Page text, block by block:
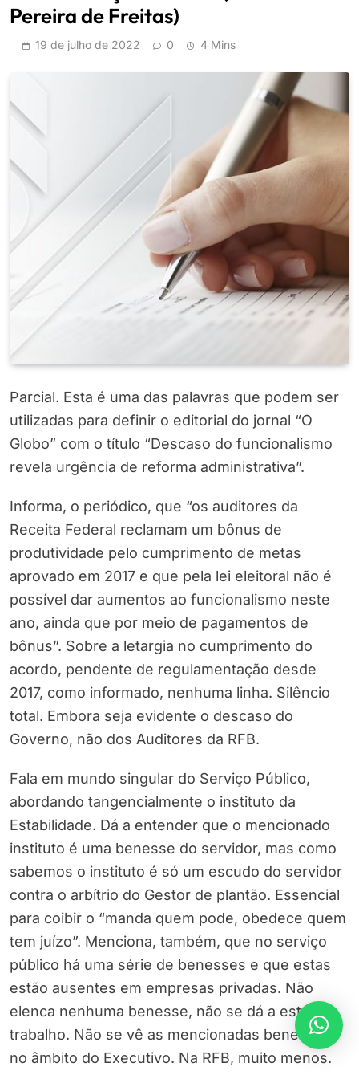
Pereira de Freitas)
19 de julho de 2022 0 4 Mins
Parcial. Esta é uma das palavras que podem ser
utilizadas para definir o editorial do jornal “O
Globo” com o título “Descaso do funcionalismo
revela urgência de reforma administrativa”.
Informa, o periódico, que “os auditores da
Receita Federal reclamam um bônus de
produtividade pelo cumprimento de metas
aprovado em 2017 e que pela lei eleitoral não é
possível dar aumentos ao funcionalismo neste
ano, ainda que por meio de pagamentos de
bônus”. Sobre a letargia no cumprimento do
acordo, pendente de regulamentação desde
2017, como informado, nenhuma linha. Silêncio
total. Embora seja evidente o descaso do
Governo, não dos Auditores da RFB.
Fala em mundo singular do Serviço Público,
abordando tangencialmente o instituto da
Estabilidade. Dá a entender que o mencionado
instituto é uma benesse do servidor, mas como
sabemos o instituto é só um escudo do servidor
contra o arbítrio do Gestor de plantão. Essencial
para coibir o “manda quem pode, obedece quem
tem juízo”. Menciona, também, que no serviço
público há uma série de benesses e que estas
estão ausentes em empresas privadas. Não
elenca nenhuma benesse, não se dá a este
trabalho. Não se vê as mencionadas benesses
no âmbito do Executivo. Na RFB, muito menos.